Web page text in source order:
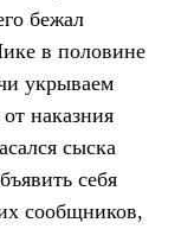
бежал
в половине
укрываем
наказния
сыска
себя
сообщников,